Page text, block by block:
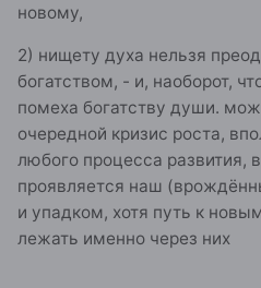
новому,
2) нищету духа нельзя
богатством, - и, наоборот,
помеха богатству души.
очередной кризис роста,
любого процесса развития,
проявляется наш
и упадком, хотя путь к
лежать именно через них